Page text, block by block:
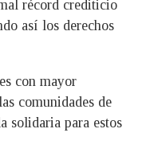
récord crediticio
así los derechos
con mayor
comunidades de
solidaria para estos